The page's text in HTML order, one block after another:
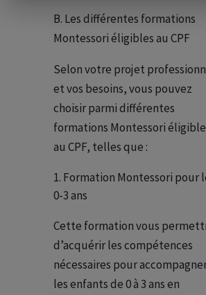
B. Les différentes formations
Montessori éligibles au CPF
Selon votre projet
et vos besoins, vous pouvez
choisir parmi différentes
formations Montessori
au CPF, telles que :
Formation Montessori pour
0-3 ans
Cette formation vous
d’acquérir les compétences
nécessaires pour
les enfants de 0 à 3 ans en